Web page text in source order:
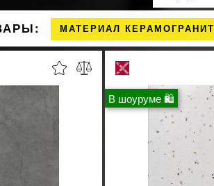
МАТЕРИАЛ КЕРАМОГРАНИТ
В шоуруме 🛍